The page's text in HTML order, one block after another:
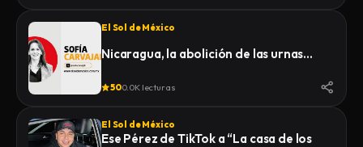
El Sol de México
Nicaragua, la abolición de las urnas…
500.0K lecturas
El Sol de México
Ese Pérez de TikTok a “La casa de los